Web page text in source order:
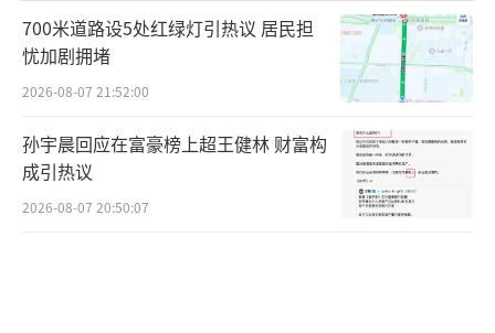
700米道路设5处红绿灯引热议 居民担
忧加剧拥堵
2026-08-07 21:52:00
孙宇晨回应在富豪榜上超王健林 财富构
成引热议
2026-08-07 20:50:07